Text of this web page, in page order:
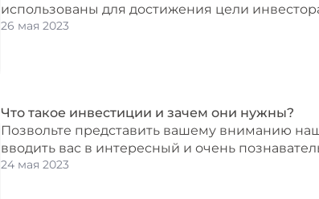
использованы для достижения цели
26 мая 2023
Что такое инвестиции и зачем они нужны?
Позвольте представить вашему вниманию
вводить вас в интересный и очень
24 мая 2023